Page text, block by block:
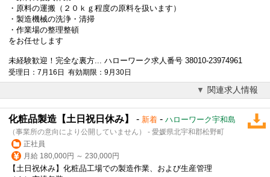
・原料の運搬（２０ｋｇ程度の原料を扱います）
・製造機械の洗浄・清掃
・作業場の整理整頓
をお任せします
未経験歓迎！完全な裏方... ハローワーク求人番号 38010-23974961
受理日：7月16日 有効期限：9月30日
関連求人情報
化粧品製造【土日祝日休み】 - 新着 - ハローワーク宇和島
（事業所の意向により公開していません） - 愛媛県北宇和郡松野町
正社員
月給 180,000円 ～ 230,000円
【土日祝休み】化粧品工場での製造作業、および生産管理